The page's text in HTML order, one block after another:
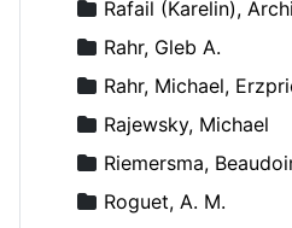
Rafail (Karelin),
Rahr, Gleb A.
Rahr, Michael,
Rajewsky, Michael
Riemersma,
Roguet, A. M.